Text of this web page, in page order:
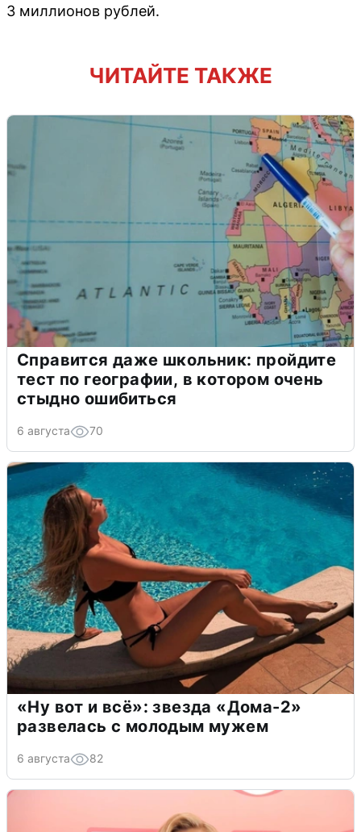
3 миллионов рублей.
ЧИТАЙТЕ ТАКЖЕ
Справится даже школьник: пройдите
тест по географии, в котором очень
стыдно ошибиться
6 августа 70
«Ну вот и всё»: звезда «Дома-2»
развелась с молодым мужем
6 августа 82